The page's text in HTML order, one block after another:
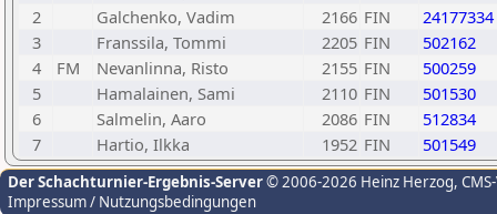
2
Galchenko, Vadim 2166 FIN
24177334
3
Franssila, Tommi 2205 FIN
502162
4
FM Nevanlinna, Risto 2155 FIN
500259
5
Hamalainen, Sami 2110 FIN
501530
6
Salmelin, Aaro 2086 FIN
512834
7
Hartio, Ilkka 1952 FIN 501549
Der Schachturnier-Ergebnis-Server© 2006-2026 Heinz Herzog,
Impressum / Nutzungsbedingungen